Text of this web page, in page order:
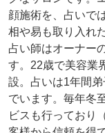
顔施術を、占いで
相や易も取り入れ
占い師はオーナー
す。22歳で美容業
設。占いは1年間
でいます。毎年冬
ビスも行っており